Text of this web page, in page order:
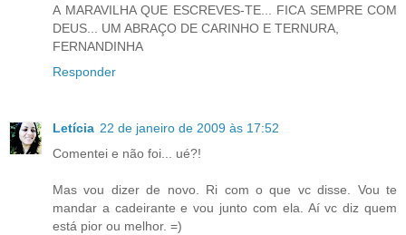
A MARAVILHA QUE ESCREVES-TE... FICA SEMPRE COM
DEUS... UM ABRAÇO DE CARINHO E TERNURA,
FERNANDINHA
Responder
Letícia 22 de janeiro de 2009 às 17:52
Comentei e não foi... ué?!
Mas vou dizer de novo. Ri com o que vc disse. Vou te
mandar a cadeirante e vou junto com ela. Aí vc diz quem
está pior ou melhor. =)